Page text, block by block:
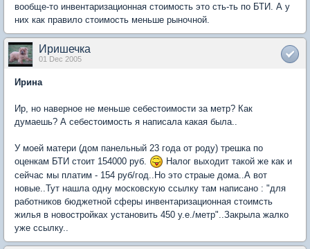
вообще-то инвентаризационная стоимость это сть-ть по БТИ. А у
них как правило стоимость меньше рыночной.
Иришечка
01 Dec 2005
Ирина
Ир, но наверное не меньше себестоимости за метр? Как
думаешь? А себестоимость я написала какая была..
У моей матери (дом панельный 23 года от роду) трешка по
оценкам БТИ стоит 154000 руб.
Налог выходит такой же как и
сейчас мы платим - 154 руб/год..Но это страые дома..А вот
новые..Тут нашла одну московскую ссылку там написано : "для
работников бюджетной сферы инвентаризационная стоимсть
жилья в новостройках установить 450 у.е./метр"..Закрыла жалко
уже ссылку..